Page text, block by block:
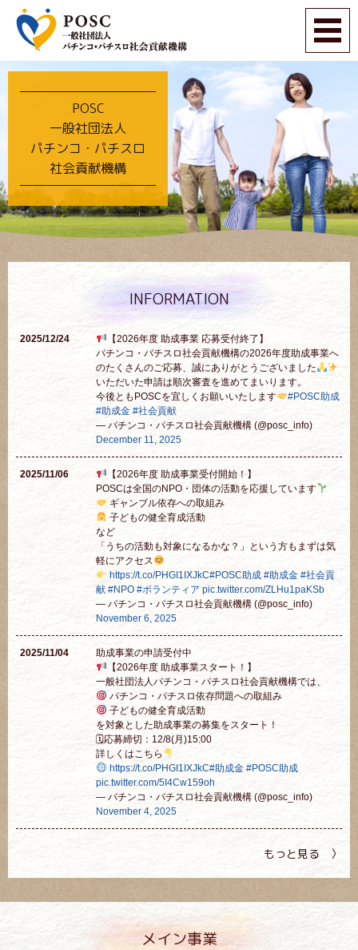
POSC
一般社団法人
パチンコ・パチスロ
社会貢献機構
INFORMATION
2025/12/24
【2026年度 助成事業 応募受付終了】
パチンコ・パチスロ社会貢献機構の2026年度助成事業へ
のたくさんのご応募、誠にありがとうございました
いただいた申請は順次審査を進めてまいります。
今後ともPOSCを宜しくお願いいたします
#POSC助成
#助成金 #社会貢献
— パチンコ・パチスロ社会貢献機構 (@posc_info)
December 11, 2025
2025/11/06
【2026年度 助成事業受付開始！】
POSCは全国のNPO・団体の活動を応援しています
ギャンブル依存への取組み
子どもの健全育成活動
など
「うちの活動も対象になるかな？」という方もまずは気
軽にアクセス
https://t.co/PHGI1IXJkC#POSC助成 #助成金 #社会貢
献 #NPO #ボランティア pic.twitter.com/ZLHu1paKSb
— パチンコ・パチスロ社会貢献機構 (@posc_info)
November 6, 2025
2025/11/04
助成事業の申請受付中
【2026年度 助成事業スタート！】
一般社団法人パチンコ・パチスロ社会貢献機構では、
パチンコ・パチスロ依存問題への取組み
子どもの健全育成活動
を対象とした助成事業の募集をスタート！
🗓応募締切：12/8(月)15:00
詳しくはこちら
https://t.co/PHGI1IXJkC#助成金 #POSC助成
pic.twitter.com/5I4Cw159oh
— パチンコ・パチスロ社会貢献機構 (@posc_info)
November 4, 2025
もっと見る 〉
メイン事業